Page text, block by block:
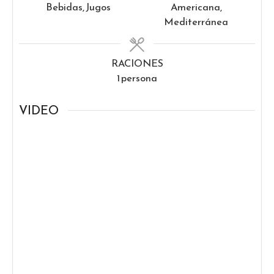
Bebidas, Jugos
Americana,
Mediterránea
RACIONES
1persona
VIDEO